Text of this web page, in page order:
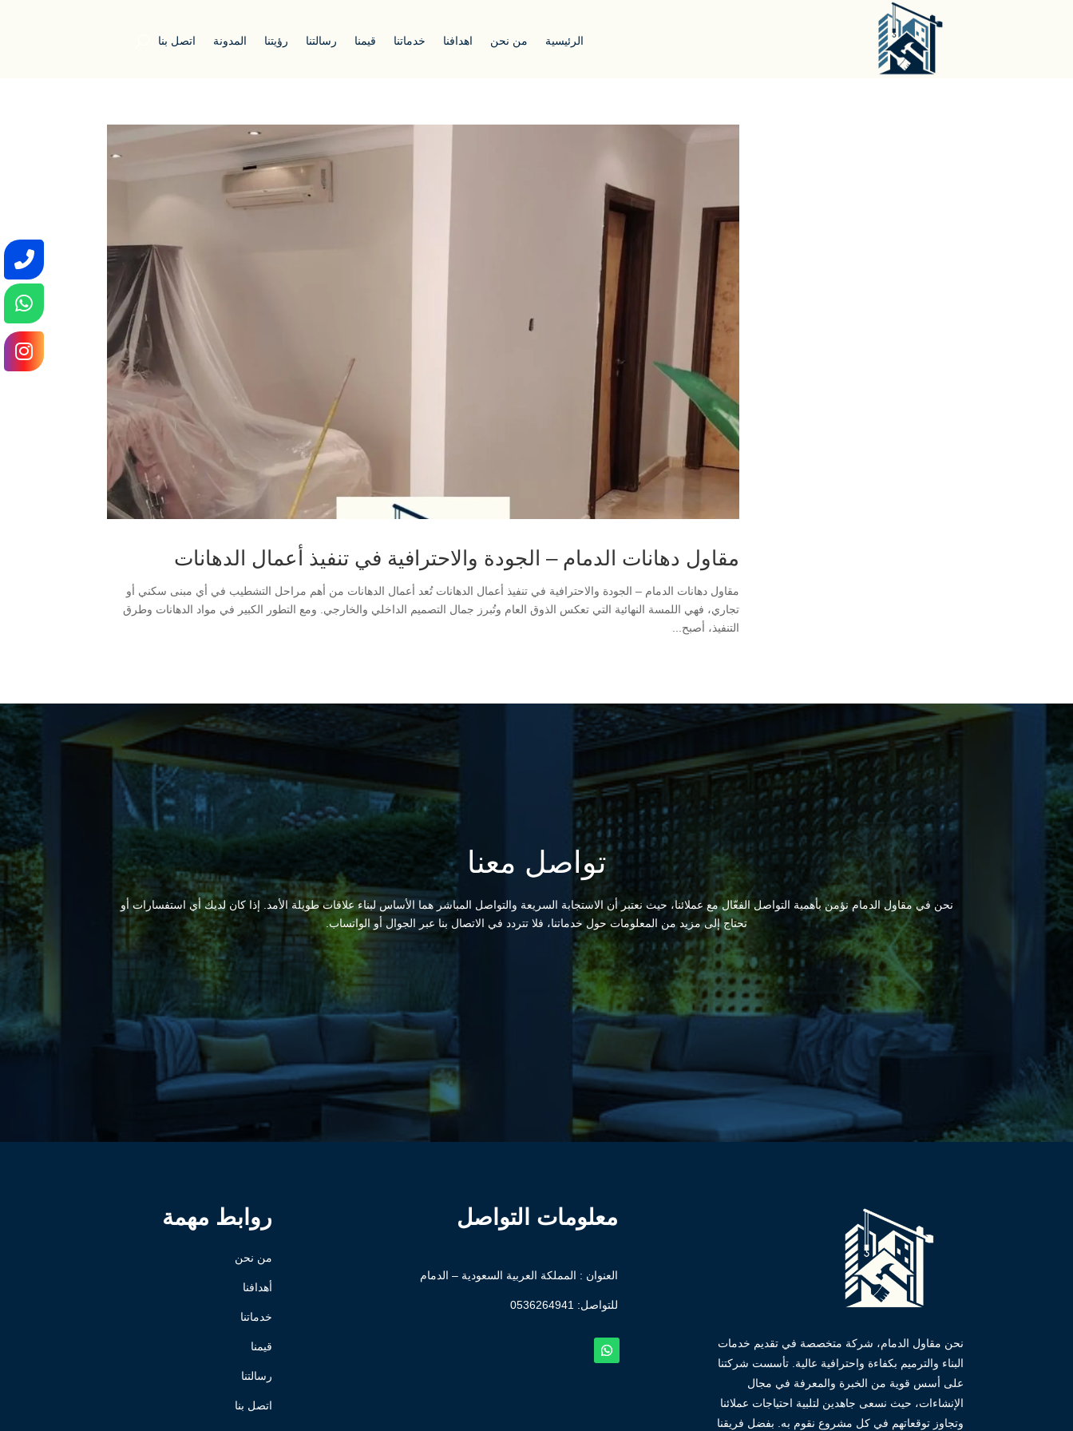
الرئيسية من نحن اهدافنا خدماتنا قيمنا رسالتنا رؤيتنا المدونة اتصل بنا
مقاول دهانات الدمام – الجودة والاحترافية في تنفيذ أعمال الدهانات
مقاول دهانات الدمام – الجودة والاحترافية في تنفيذ أعمال الدهانات تُعد أعمال الدهانات من أهم مراحل التشطيب في أي مبنى سكني أو
تجاري، فهي اللمسة النهائية التي تعكس الذوق العام وتُبرز جمال التصميم الداخلي والخارجي. ومع التطور الكبير في مواد الدهانات وطرق
التنفيذ، أصبح...
تواصل معنا
نحن في مقاول الدمام نؤمن بأهمية التواصل الفعّال مع عملائنا، حيث نعتبر أن الاستجابة السريعة والتواصل المباشر هما الأساس لبناء علاقات طويلة الأمد. إذا كان لديك أي استفسارات أو
تحتاج إلى مزيد من المعلومات حول خدماتنا، فلا تتردد في الاتصال بنا عبر الجوال أو الواتساب.
روابط مهمة
من نحن
أهدافنا
خدماتنا
قيمنا
رسالتنا
اتصل بنا
معلومات التواصل
العنوان : المملكة العربية السعودية – الدمام
للتواصل: ⁦ 0536264941
نحن مقاول الدمام، شركة متخصصة في تقديم خدمات
البناء والترميم بكفاءة واحترافية عالية. تأسست شركتنا
على أسس قوية من الخبرة والمعرفة في مجال
الإنشاءات، حيث نسعى جاهدين لتلبية احتياجات عملائنا
وتجاوز توقعاتهم في كل مشروع نقوم به. بفضل فريقنا